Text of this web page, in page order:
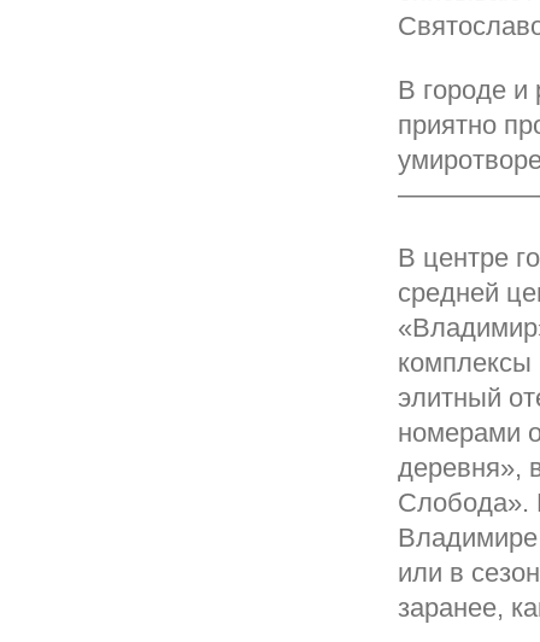
В городе и
приятно
В центре
средней
комплексы
элитный
номерами
деревня»,
Слобода».
или в
заранее,